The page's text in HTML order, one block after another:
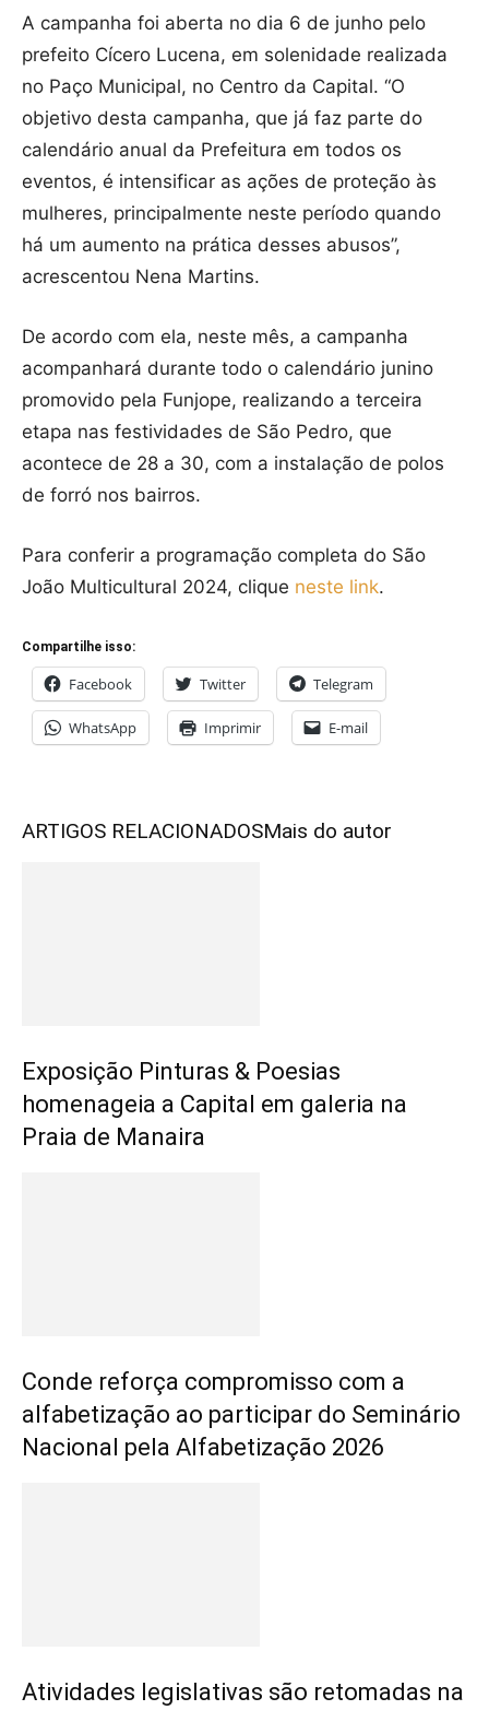
A campanha foi aberta no dia 6 de junho pelo
prefeito Cícero Lucena, em solenidade realizada
no Paço Municipal, no Centro da Capital. “O
objetivo desta campanha, que já faz parte do
calendário anual da Prefeitura em todos os
eventos, é intensificar as ações de proteção às
mulheres, principalmente neste período quando
há um aumento na prática desses abusos”,
acrescentou Nena Martins.
De acordo com ela, neste mês, a campanha
acompanhará durante todo o calendário junino
promovido pela Funjope, realizando a terceira
etapa nas festividades de São Pedro, que
acontece de 28 a 30, com a instalação de polos
de forró nos bairros.
Para conferir a programação completa do São
João Multicultural 2024, clique neste link.
Compartilhe isso:
Facebook Twitter Telegram
WhatsApp Imprimir E-mail
ARTIGOS RELACIONADOSMais do autor
Exposição Pinturas & Poesias
homenageia a Capital em galeria na
Praia de Manaira
Conde reforça compromisso com a
alfabetização ao participar do Seminário
Nacional pela Alfabetização 2026
Atividades legislativas são retomadas na